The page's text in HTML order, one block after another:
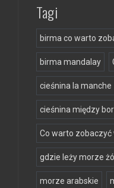
Tagi
birma co warto
birma mandalay
cieśnina la manche
cieśnina między
Co warto
gdzie leży morze
morze arabskie